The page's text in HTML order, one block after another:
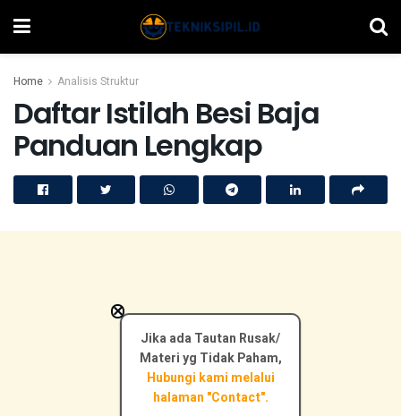
Home Analisis Struktur
Daftar Istilah Besi Baja
Panduan Lengkap
Jika ada Tautan Rusak/
Materi yg Tidak Paham,
Hubungi kami melalui
halaman "Contact".
×